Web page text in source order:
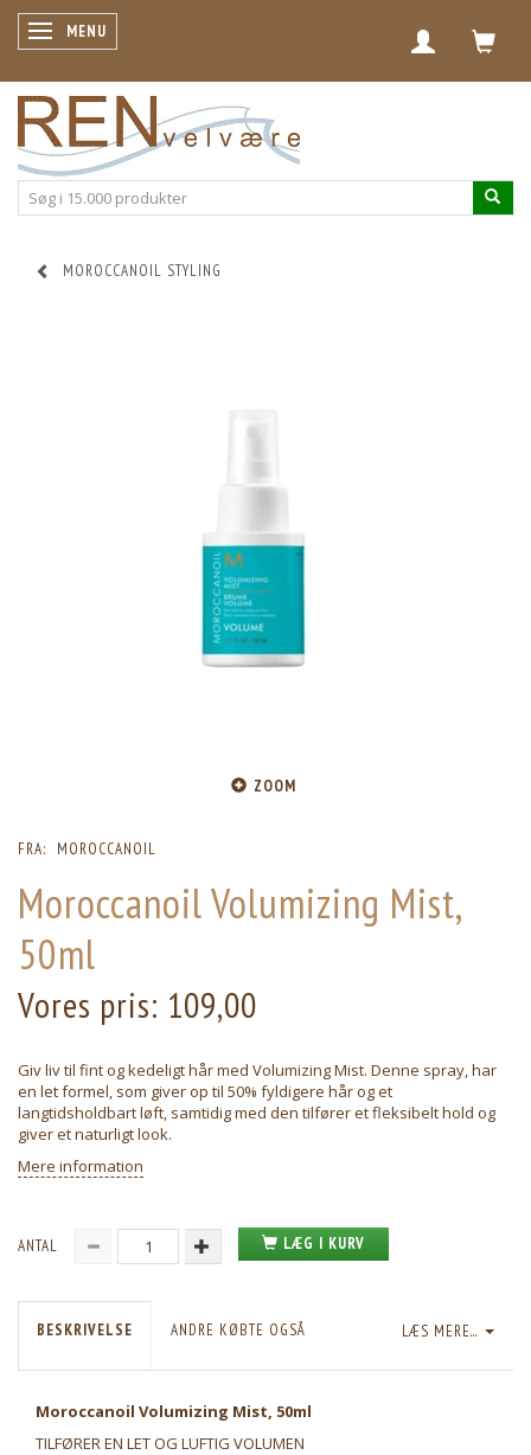
SKIFTE NAVIGATION
MENU
MOROCCANOIL STYLING
ZOOM
FRA: MOROCCANOIL
Moroccanoil Volumizing Mist,
50ml
Vores pris: 109,00
Giv liv til fint og kedeligt hår med Volumizing Mist. Denne spray, har
en let formel, som giver op til 50% fyldigere hår og et
langtidsholdbart løft, samtidig med den tilfører et fleksibelt hold og
giver et naturligt look.
Mere information
ANTAL LÆG I KURV
LÆS MERE...
BESKRIVELSE ANDRE KØBTE OGSÅ
Moroccanoil Volumizing Mist, 50ml
TILFØRER EN LET OG LUFTIG VOLUMEN